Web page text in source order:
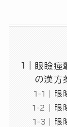
眼瞼痙
の漢方
眼
眼
眼